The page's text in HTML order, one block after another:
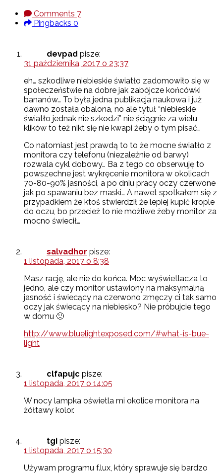
Comments 7
Pingbacks 0
devpad pisze:
31 października, 2017 o 23:37
eh… szkodliwe niebieskie światło zadomowiło się w
społeczeństwie na dobre jak zabójcze końcówki
bananów… To była jedna publikacja naukowa i już
dawno została obalona, no ale tytuł “niebieskie
światło jednak nie szkodzi” nie ściągnie za wielu
klików to też nikt się nie kwapi żeby o tym pisać…
Co natomiast jest prawdą to to że mocne światło z
monitora czy telefonu (niezależnie od barwy)
rozwala cykl dobowy… Ba z tego co obserwuję to
powszechne jest wykręcenie monitora w okolicach
70-80-90% jasności, a po dniu pracy oczy czerwone
jak po spawaniu bez maski… A nawet spotkałem się z
przypadkiem że ktoś stwierdził że lepiej kupić krople
do oczu, bo przecież to nie możliwe żeby monitor za
mocno świecił…
salvadhor pisze:
1 listopada, 2017 o 8:38
Masz rację, ale nie do końca. Moc wyświetlacza to
jedno, ale czy monitor ustawiony na maksymalną
jasność i świecący na czerwono zmęczy ci tak samo
oczy jak świecący na niebiesko? Nie próbujcie tego
w domu 🙂
http://www.bluelightexposed.com/#what-is-bue-
light
clfapujc pisze:
1 listopada, 2017 o 14:05
W nocy lampka oświetla mi okolice monitora na
żółtawy kolor.
tgi pisze:
1 listopada, 2017 o 15:30
Używam programu f.lux, który sprawuje się bardzo